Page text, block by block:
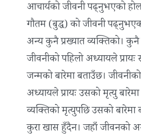
आचार्यको जीवनी पढ्नुभएको
गौतम (बुद्ध) को जीवनी
अन्य कुनै प्रख्यात व्यक्तिको। कुनै
जीवनीको पहिलो अध्यायले प्रायः
जन्मको बारेमा बताउँछ।
अध्यायले प्रायः उसको मृत्यु
व्यक्तिको मृत्युपछि उसको
कुरा खास हुँदैन। जहाँ जीवनको